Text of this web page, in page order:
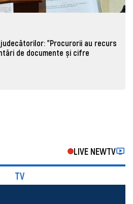
"Procurorii au recurs
de documente și cifre
LIVE NEWTV
TV